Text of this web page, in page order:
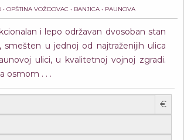
• OPŠTINA VOŽDOVAC • BANJICA • PAUNOVA
i lepo održavan dvosoban stan
smešten u jednoj od najtraženijih ulica
ulici, u kvalitetnoj vojnoj zgradi.
osmom . . .
€